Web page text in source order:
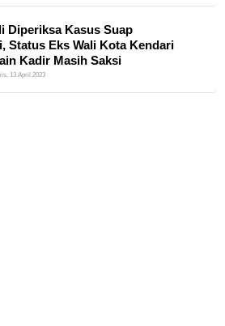
Diperiksa Kasus Suap
Status Eks Wali Kota Kendari
Kadir Masih Saksi
13 April 2023